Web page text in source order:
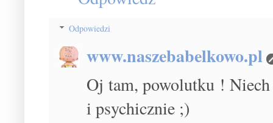
Odpowiedzi
www.naszebabelkowo.pl
Oj tam, powolutku !
i psychicznie ;)